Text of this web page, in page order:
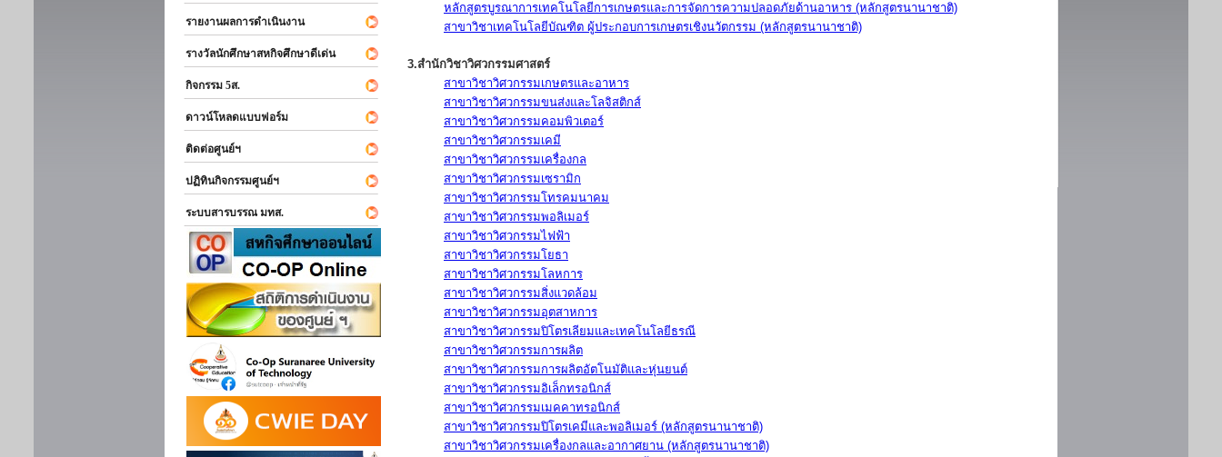
รายงานผลการดำเนินงาน
รางวัลนักศึกษาสหกิจศึกษาดีเด่น
กิจกรรม 5ส.
ดาวน์โหลดแบบฟอร์ม
ติดต่อศูนย์ฯ
ปฏิทินกิจกรรมศูนย์ฯ
ระบบสารบรรณ มทส.
หลักสูตรบูรณาการเทคโนโลยีการเกษตรและการจัดการความปลอดภัยด้านอาหาร (หลักสูตรนานาชาติ)
สาขาวิชาเทคโนโลยีบัณฑิต ผู้ประกอบการเกษตรเชิงนวัตกรรม (หลักสูตรนานาชาติ)
3.สำนักวิชาวิศวกรรมศาสตร์
สาขาวิชาวิศวกรรมเกษตรและอาหาร
สาขาวิชาวิศวกรรมขนส่งและโลจิสติกส์
สาขาวิชาวิศวกรรมคอมพิวเตอร์
สาขาวิชาวิศวกรรมเคมี
สาขาวิชาวิศวกรรมเครื่องกล
สาขาวิชาวิศวกรรมเซรามิก
สาขาวิชาวิศวกรรมโทรคมนาคม
สาขาวิชาวิศวกรรมพอลิเมอร์
สาขาวิชาวิศวกรรมไฟฟ้า
สาขาวิชาวิศวกรรมโยธา
สาขาวิชาวิศวกรรมโลหการ
สาขาวิชาวิศวกรรมสิ่งแวดล้อม
สาขาวิชาวิศวกรรมอุตสาหการ
สาขาวิชาวิศวกรรมปิโตรเลียมและเทคโนโลยีธรณี
สาขาวิชาวิศวกรรมการผลิต
สาขาวิชาวิศวกรรมการผลิตอัตโนมัติและหุ่นยนต์
สาขาวิชาวิศวกรรมอิเล็กทรอนิกส์
สาขาวิชาวิศวกรรมเมคคาทรอนิกส์
สาขาวิชาวิศวกรรมปิโตรเคมีและพอลิเมอร์ (หลักสูตรนานาชาติ)
สาขาวิชาวิศวกรรมเครื่องกลและอากาศยาน (หลักสูตรนานาชาติ)